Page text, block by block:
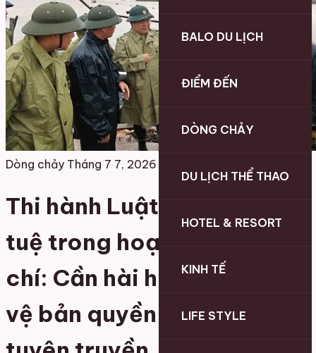
BALO DU LỊCH
ĐIỂM ĐẾN
DÒNG CHẢY
DU LỊCH THỂ THAO
HOTEL & RESORT
KINH TẾ
LIFE STYLE
Dòng chảy Tháng 7 7, 2026
Thi hành Luật Sở hữu trí
tuệ trong hoạt động báo
chí: Cần hài hòa giữa bảo
vệ bản quyền và nhiệm vụ